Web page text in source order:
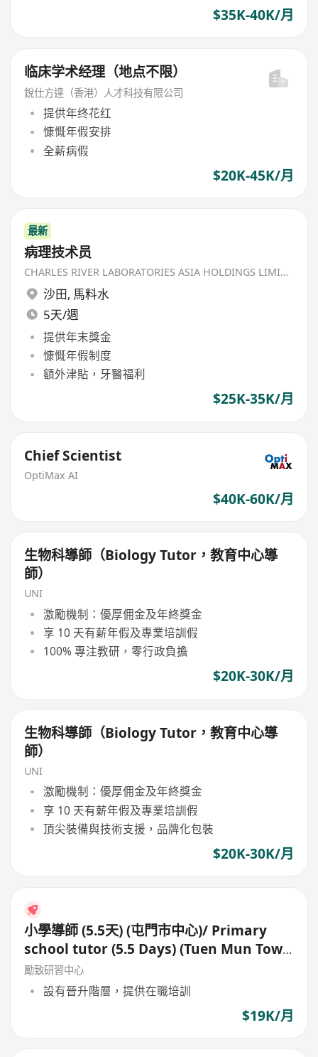
$35K-40K/月
临床学术经理（地点不限）
銳仕方達（香港）人才科技有限公司
提供年终花红
慷慨年假安排
全薪病假
$20K-45K/月
最新
病理技术员
CHARLES RIVER LABORATORIES ASIA HOLDINGS LIMITED
沙田, 馬料水
5天/週
提供年末獎金
慷慨年假制度
額外津貼，牙醫福利
$25K-35K/月
Chief Scientist
OptiMax AI
$40K-60K/月
生物科導師（Biology Tutor，教育中心導
師）
UNI
激勵機制：優厚佣金及年終獎金
享 10 天有薪年假及專業培訓假
100% 專注教研，零行政負擔
$20K-30K/月
生物科導師（Biology Tutor，教育中心導
師）
UNI
激勵機制：優厚佣金及年終獎金
享 10 天有薪年假及專業培訓假
頂尖裝備與技術支援，品牌化包裝
$20K-30K/月
小學導師 (5.5天) (屯門市中心)/ Primary
school tutor (5.5 Days) (Tuen Mun Town
Centre)
勵致研習中心
設有晉升階層，提供在職培訓
$19K/月